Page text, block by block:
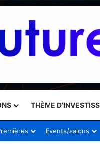
THÈME
Events/salons